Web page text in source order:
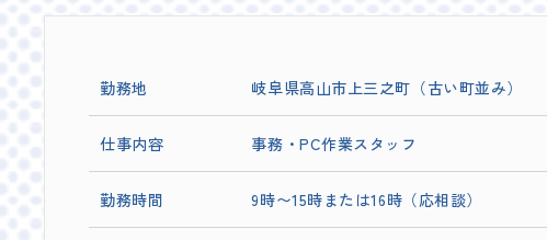
勤務地 岐阜県高山市上三之町（古い町並み）
仕事内容 事務・PC作業スタッフ
勤務時間 9時〜15時または16時（応相談）